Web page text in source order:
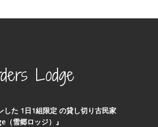
Lodge
した 1日1組限定 の貸し切り古民家
（雪郷ロッジ）』